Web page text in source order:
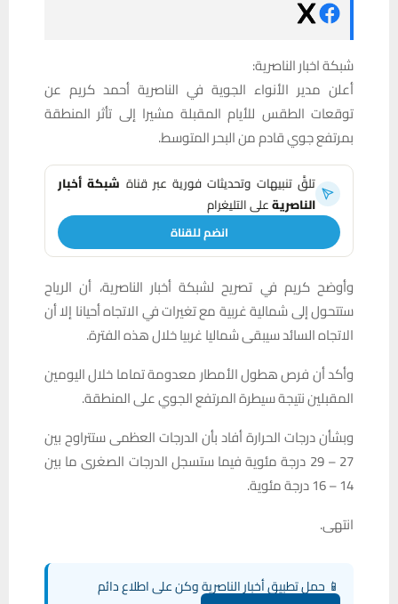
شبكة اخبار الناصرية:
أعلن مدير الأنواء الجوية في الناصرية أحمد كريم عن
توقعات الطقس للأيام المقبلة مشيرا إلى تأثر المنطقة
بمرتفع جوي قادم من البحر المتوسط.
تلقَّ تنبيهات وتحديثات فورية عبر قناة شبكة أخبار
الناصريةعلى التليغرام
انضم للقناة
وأوضح كريم في تصريح لشبكة أخبار الناصرية، أن الرياح
ستتحول إلى شمالية غربية مع تغيرات في الاتجاه أحيانا إلا أن
الاتجاه السائد سيبقى شماليا غربيا خلال هذه الفترة.
وأكد أن فرص هطول الأمطار معدومة تماما خلال اليومين
المقبلين نتيجة سيطرة المرتفع الجوي على المنطقة.
وبشأن درجات الحرارة أفاد بأن الدرجات العظمى ستتراوح بين
27 – 29 درجة مئوية فيما ستسجل الدرجات الصغرى ما بين
14 – 16 درجة مئوية.
انتهى.
📱 حمل تطبيق أخبار الناصرية وكن على اطلاع دائم